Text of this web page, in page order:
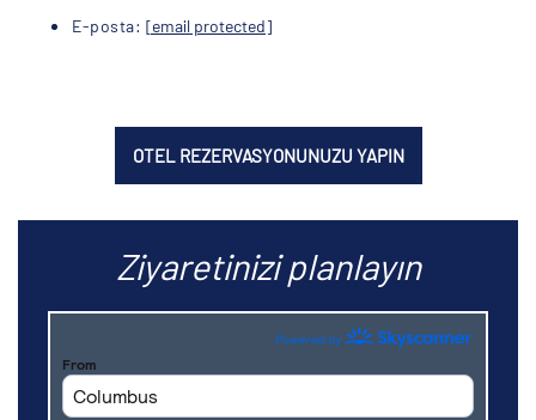
E-posta: [email protected]
OTEL REZERVASYONUNUZU YAPIN
Ziyaretinizi planlayın